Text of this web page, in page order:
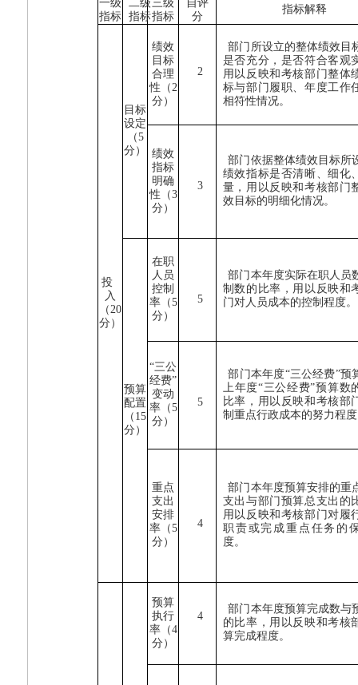
一级
指标
二级
指标
三级
指标
自评
分
指标解释
投
入
（20
分）
目标
设定
（5
分）
绩效
目标
合理
性（2
分）
2
部门所设立的整体绩效目
是否充分，是否符合客观
用以反映和考核部门整体
标与部门履职、年度工作
相符性情况。
绩效
指标
明确
性（3
分）
3
部门依据整体绩效目标所
绩效指标是否清晰、细化
量，用以反映和考核部门
效目标的明细化情况。
预算
配置
（ 15
分）
在职
人员
控制
率（5
分）
5
部门本年度实际在职人员
制数的比率，用以反映和
门对人员成本的控制程度。
“三公
经费”
变动
率（5
分）
5
部门本年度“三公经费”预
上年度“三公经费”预算数
比率，用以反映和考核部
制重点行政成本的努力程
重点
支出
安排
率（5
分）
4
部门本年度预算安排的重
支出与部门预算总支出的
用以反映和考核部门对履
职责或完成重点任务的
度。
预算
执行
率（4
分）
4
部门本年度预算完成数与
的比率，用以反映和考核
算完成程度。